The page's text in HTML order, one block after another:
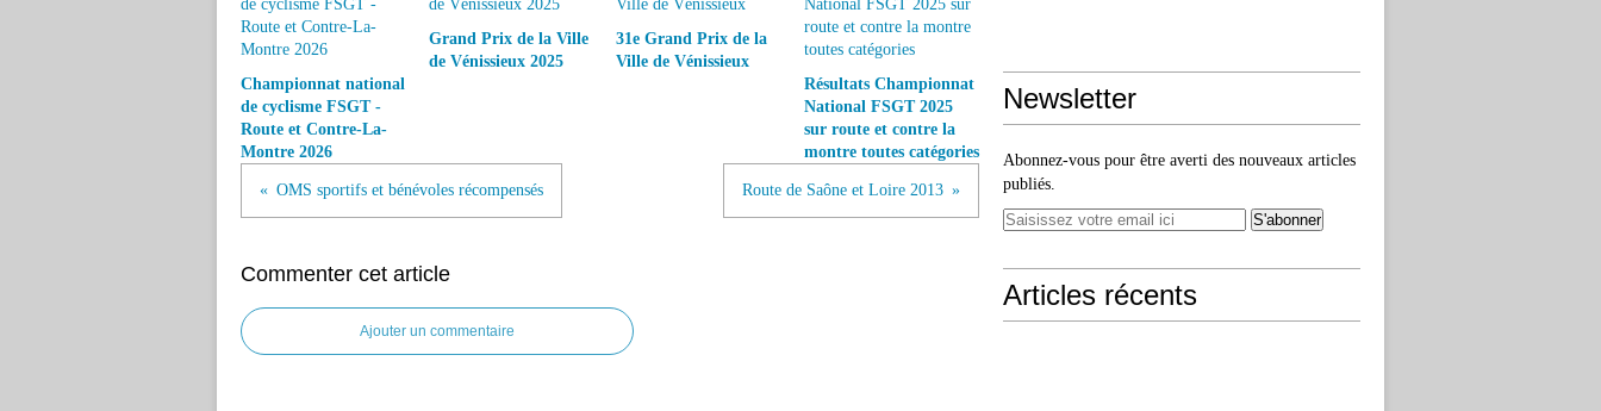
Championnat national
de cyclisme FSGT -
Route et Contre-La-
Montre 2026
Grand Prix de la Ville
de Vénissieux 2025
31e Grand Prix de la
Ville de Vénissieux
Résultats Championnat
National FSGT 2025
sur route et contre la
montre toutes catégories
OMS sportifs et bénévoles récompensés Route de Saône et Loire 2013
Commenter cet article
Ajouter un commentaire
Newsletter
Abonnez-vous pour être averti des nouveaux articles
publiés.
Articles récents